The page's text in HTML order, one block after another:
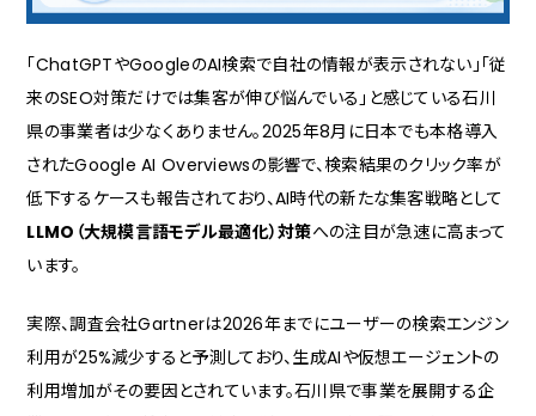
「ChatGPTやGoogleのAI検索で自社の情報が表示されない」「従
来のSEO対策だけでは集客が伸び悩んでいる」と感じている石川
県の事業者は少なくありません。2025年8月に日本でも本格導入
されたGoogle AI Overviewsの影響で、検索結果のクリック率が
低下するケースも報告されており、AI時代の新たな集客戦略として
LLMO（大規模言語モデル最適化）対策への注目が急速に高まって
います。
実際、調査会社Gartnerは2026年までにユーザーの検索エンジン
利用が25%減少すると予測しており、生成AIや仮想エージェントの
利用増加がその要因とされています。石川県で事業を展開する企